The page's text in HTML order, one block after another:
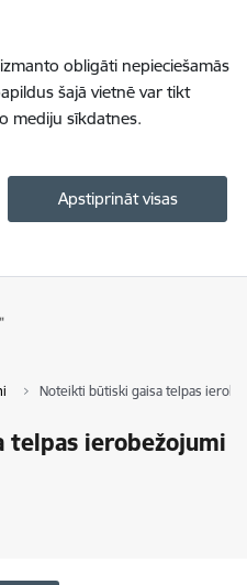
obligāti nepieciešamās
šajā vietnē var tikt
mediju sīkdatnes.
Apstiprināt visas
Noteikti būtiski gaisa telpas
ierobežojumi